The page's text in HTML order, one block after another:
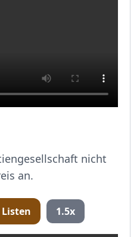
nicht
an.
Listen 1.5x